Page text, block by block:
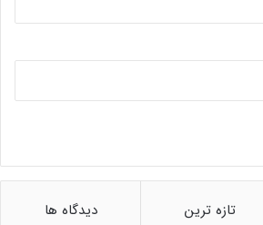
تازه ترین دیدگاه ها